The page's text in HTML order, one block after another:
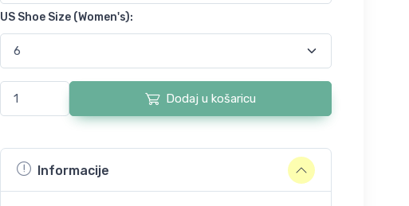
US Shoe Size (Women's):
Dodaj u košaricu
Informacije